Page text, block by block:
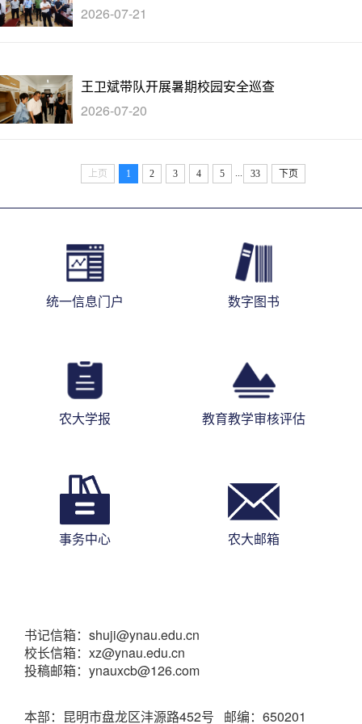
2026-07-21
王卫斌带队开展暑期校园安全巡查
2026-07-20
上页 1 2 3 4 5 ... 33 下页
统一信息门户 数字图书
农大学报 教育教学审核评估
事务中心 农大邮箱
书记信箱：shuji@ynau.edu.cn
校长信箱：xz@ynau.edu.cn
投稿邮箱：ynauxcb@126.com
本部：昆明市盘龙区沣源路452号 邮编：650201